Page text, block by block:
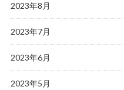
2023年8月
2023年7月
2023年6月
2023年5月